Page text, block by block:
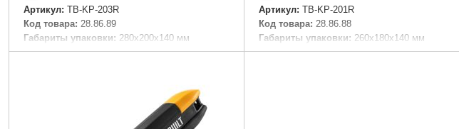
Артикул: TB-KP-203R
Код товара: 28.86.89
Габариты упаковки: 280x200x140 мм
Вес брутто: 753 г
Артикул: TB-KP-201R
Код товара: 28.86.88
Габариты упаковки: 260x180x140 мм
Вес брутто: 655 г